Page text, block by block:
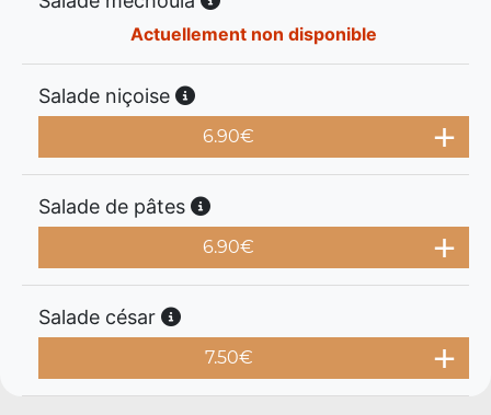
Actuellement non disponible
Salade niçoise
6.90€
Salade de pâtes
6.90€
Salade césar
7.50€